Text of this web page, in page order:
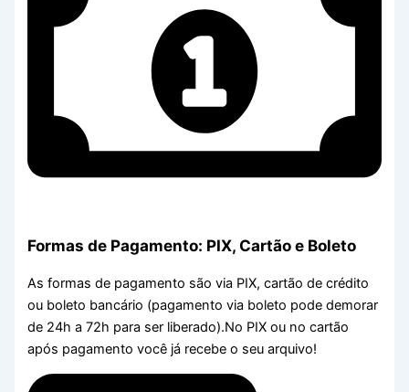
Formas de Pagamento: PIX, Cartão e Boleto
As formas de pagamento são via PIX, cartão de crédito
ou boleto bancário (pagamento via boleto pode demorar
de 24h a 72h para ser liberado).No PIX ou no cartão
após pagamento você já recebe o seu arquivo!